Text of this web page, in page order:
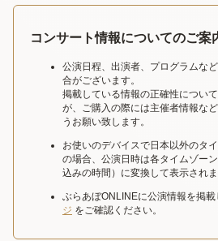
コンサート情報についてのご案
公演日程、出演者、プログラムな
合がございます。
掲載している情報の正確性につい
が、ご購入の際には主催者情報な
うお願い致します。
お使いのデバイスで日本以外のタ
の場合、公演日時は各タイムゾー
込みの時間）に変換して表示され
ぶらあぼONLINEに公演情報を掲載
ジ をご確認ください。